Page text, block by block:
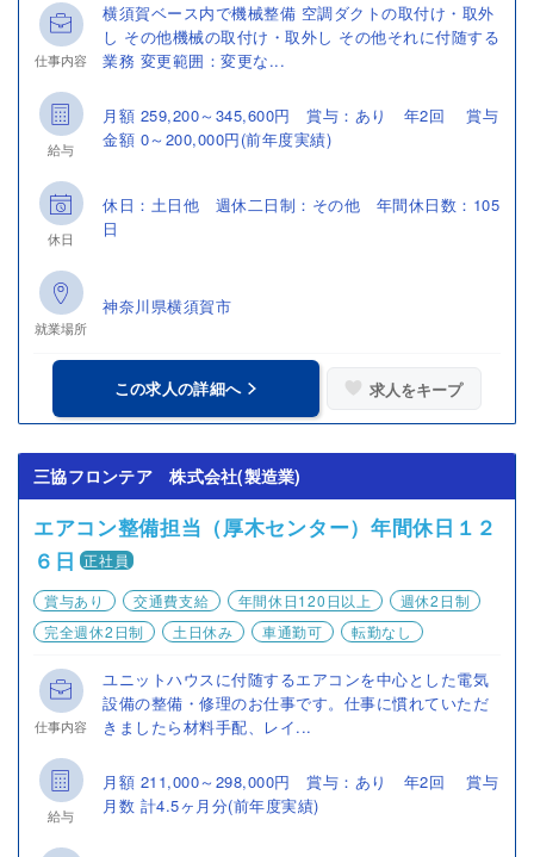
仕事内容
横須賀ベース内で機械整備 空調ダクトの取付け・取外
し その他機械の取付け・取外し その他それに付随する
業務 変更範囲：変更な...
給与
月額 259,200～345,600円 賞与：あり 年2回 賞与
金額 0～200,000円(前年度実績)
休日
休日：土日他 週休二日制：その他 年間休日数：105
日
就業場所
神奈川県横須賀市
この求人の詳細へ 求人をキープ
三協フロンテア 株式会社(製造業)
エアコン整備担当（厚木センター）年間休日１２
６日 正社員
賞与あり
交通費支給 年間休日120日以上
週休2日制
完全週休2日制
土日休み 車通勤可 転勤なし
仕事内容
ユニットハウスに付随するエアコンを中心とした電気
設備の整備・修理のお仕事です。仕事に慣れていただ
きましたら材料手配、レイ...
給与
月額 211,000～298,000円 賞与：あり 年2回 賞与
月数 計4.5ヶ月分(前年度実績)